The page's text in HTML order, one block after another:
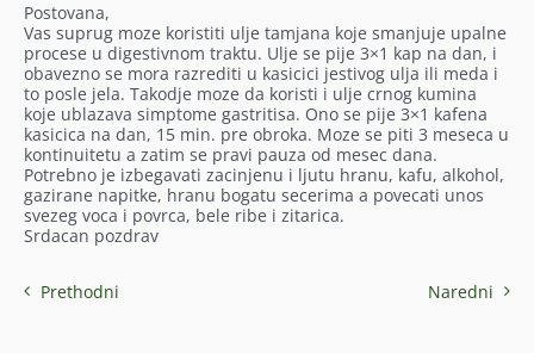
Postovana,
Vas suprug moze koristiti ulje tamjana koje smanjuje upalne
procese u digestivnom traktu. Ulje se pije 3×1 kap na dan, i
obavezno se mora razrediti u kasicici jestivog ulja ili meda i
to posle jela. Takodje moze da koristi i ulje crnog kumina
koje ublazava simptome gastritisa. Ono se pije 3×1 kafena
kasicica na dan, 15 min. pre obroka. Moze se piti 3 meseca u
kontinuitetu a zatim se pravi pauza od mesec dana.
Potrebno je izbegavati zacinjenu i ljutu hranu, kafu, alkohol,
gazirane napitke, hranu bogatu secerima a povecati unos
svezeg voca i povrca, bele ribe i zitarica.
Srdacan pozdrav
Prethodni Naredni